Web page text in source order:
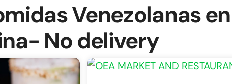
Venezolanas en
No delivery